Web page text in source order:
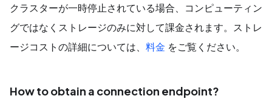
クラスターが一時停止されている場合、コンピューティン
グではなくストレージのみに対して課金されます。ストレ
ージコストの詳細については、 料金 をご覧ください。
How to obtain a connection endpoint?